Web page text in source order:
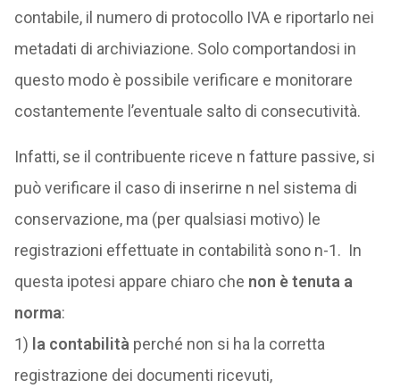
contabile, il numero di protocollo IVA e riportarlo nei
metadati di archiviazione. Solo comportandosi in
questo modo è possibile verificare e monitorare
costantemente l’eventuale salto di consecutività.
Infatti, se il contribuente riceve n fatture passive, si
può verificare il caso di inserirne n nel sistema di
conservazione, ma (per qualsiasi motivo) le
registrazioni effettuate in contabilità sono n-1. In
questa ipotesi appare chiaro che non è tenuta a
norma:
1) la contabilità perché non si ha la corretta
registrazione dei documenti ricevuti,